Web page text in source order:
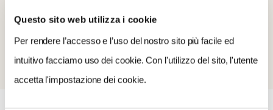
Questo sito web utilizza i cookie
Per rendere l’accesso e l’uso del nostro sito più facile ed
intuitivo facciamo uso dei cookie. Con l'utilizzo del sito, l'utente
accetta l'impostazione dei cookie.